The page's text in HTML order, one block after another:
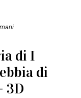
di I
di
3D